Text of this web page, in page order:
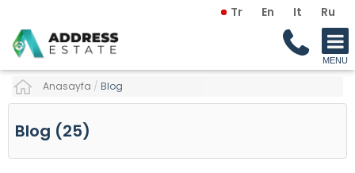
Tr En It Ru
Anasayfa / Blog
Blog (25)